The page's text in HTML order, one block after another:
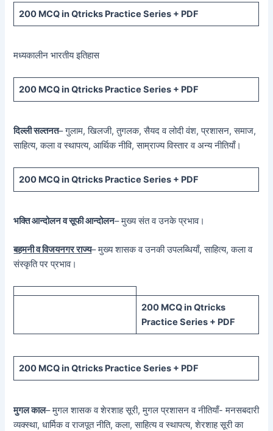
200 MCQ in Qtricks Practice Series + PDF
मध्यकालीन भारतीय इतिहास
200 MCQ in Qtricks Practice Series + PDF
दिल्ली सल्तनत– गुलाम, खिलजी, तुगलक, सैयद व लोदी वंश, प्रशासन, समाज,
साहित्य, कला व स्थापत्य, आर्थिक नीवि, साम्राज्य विस्तार व अन्य नीतियाँ।
200 MCQ in Qtricks Practice Series + PDF
भक्ति आन्दोलन व सूफी आन्दोलन– मुख्य संत व उनके प्रभाव।
बहमनी व विजयनगर राज्य– मुख्य शासक व उनकी उपलब्धियाँ, साहित्य, कला व
संस्कृति पर प्रभाव।
200 MCQ in Qtricks
Practice Series + PDF
200 MCQ in Qtricks Practice Series + PDF
मुगल काल– मुगल शासक व शेरशाह सूरी, मुगल प्रशासन व नीतियाँ- मनसबदारी
व्यक्स्था, धार्मिक व राजपूत नीति, कला, साहित्य व स्थापत्य, शेरशाह सूरी का